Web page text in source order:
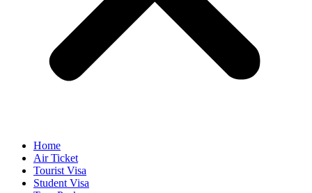
Home
Air Ticket
Tourist Visa
Student Visa